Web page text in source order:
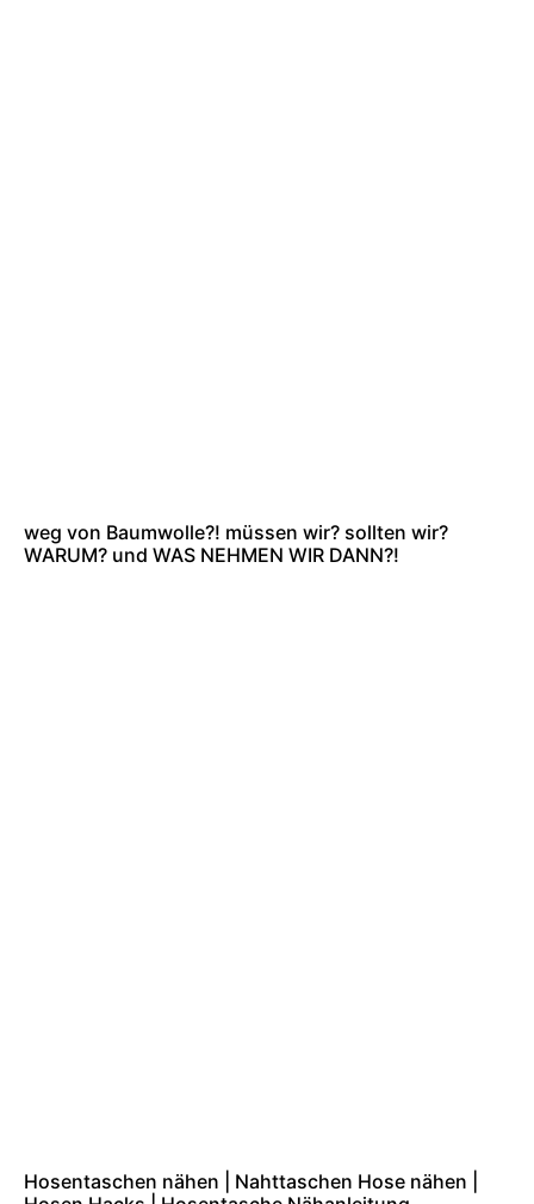
weg von Baumwolle?! müssen wir? sollten wir?
WARUM? und WAS NEHMEN WIR DANN?!
Hosentaschen nähen | Nahttaschen Hose nähen |